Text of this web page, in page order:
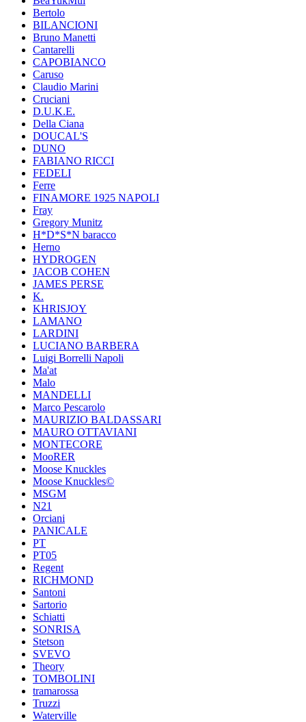
Bertolo
BILANCIONI
Bruno Manetti
Cantarelli
CAPOBIANCO
Caruso
Claudio Marini
Cruciani
D.U.K.E.
Della Ciana
DOUCAL'S
DUNO
FABIANO RICCI
FEDELI
Ferre
FINAMORE 1925 NAPOLI
Fray
Gregory Munitz
H*D*S*N baracco
Herno
HYDROGEN
JACOB COHEN
JAMES PERSE
K.
KHRISJOY
LAMANO
LARDINI
LUCIANO BARBERA
Luigi Borrelli Napoli
Ma'at
Malo
MANDELLI
Marco Pescarolo
MAURIZIO BALDASSARI
MAURO OTTAVIANI
MONTECORE
MooRER
Moose Knuckles
Moose Knuckles©️
MSGM
N21
Orciani
PANICALE
PT
PT05
Regent
RICHMOND
Santoni
Sartorio
Schiatti
SONRISA
Stetson
SVEVO
Theory
TOMBOLINI
tramarossa
Truzzi
Waterville